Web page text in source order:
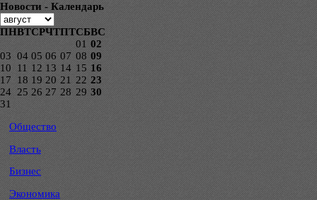
Новости - Календарь
ПНВТСРЧТПТСБВС
01 02
03 04 05 06 07 08 09
10
11 12 13 14 15 16
17
18 19 20 21 22 23
24 25 26 27 28 29 30
31
Общество
Власть
Бизнес
Экономика